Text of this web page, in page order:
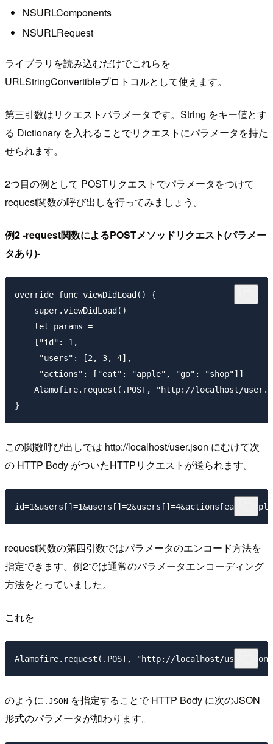
NSURLComponents
NSURLRequest
ライブラリを読み込むだけでこれらを
URLStringConvertibleプロトコルとして使えます。
第三引数はリクエストパラメータです。String をキー値とす
る Dictionary を入れることでリクエストにパラメータを持た
せられます。
2つ目の例として POSTリクエストでパラメータをつけて
request関数の呼び出しを行ってみましょう。
例2 -request関数によるPOSTメソッドリクエスト(パラメー
タあり)-
override func viewDidLoad() {
    super.viewDidLoad()
    let params =
    ["id": 1,
     "users": [2, 3, 4],
     "actions": ["eat": "apple", "go": "shop"]]
Alamofire.request(.POST, "http://localhost/
この関数呼び出しでは http://localhost/user.json にむけて次
の HTTP Body がついたHTTPリクエストが送られます。
request関数の第四引数ではパラメータのエンコード方法を
指定できます。例2では通常のパラメータエンコーディング
方法をとっていました。
これを
のように .JSON を指定することで HTTP Body に次のJSON
形式のパラメータが加わります。